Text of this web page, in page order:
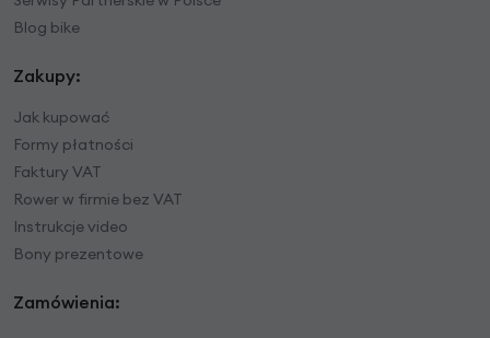
Blog bike
Zakupy:
Jak kupować
Formy płatności
Faktury VAT
Rower w firmie bez VAT
Instrukcje video
Bony prezentowe
Zamówienia: